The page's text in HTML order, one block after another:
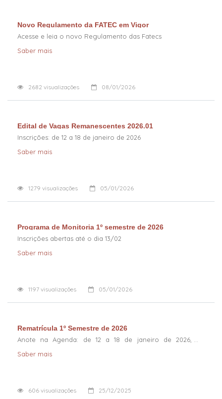
Novo Regulamento da FATEC em Vigor
Acesse e leia o novo Regulamento das Fatecs
Saber mais
2682 visualizações 08/01/2026
Edital de Vagas Remanescentes 2026.01
Inscrições: de 12 a 18 de janeiro de 2026
Saber mais
1279 visualizações 05/01/2026
Programa de Monitoria 1º semestre de 2026
Inscrições abertas até o dia 13/02
Saber mais
1197 visualizações 05/01/2026
Rematrícula 1º Semestre de 2026
Anote na Agenda: de 12 a 18 de janeiro de 2026,
Saber mais
606 visualizações 25/12/2025